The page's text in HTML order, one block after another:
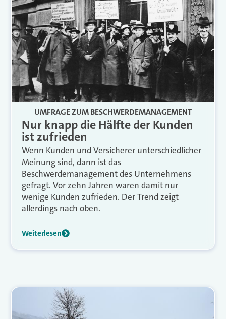
UMFRAGE ZUM BESCHWERDEMANAGEMENT
Nur knapp die Hälfte der Kunden
ist zufrieden
Wenn Kunden und Versicherer unterschiedlicher
Meinung sind, dann ist das
Beschwerdemanagement des Unternehmens
gefragt. Vor zehn Jahren waren damit nur
wenige Kunden zufrieden. Der Trend zeigt
allerdings nach oben.
Weiterlesen